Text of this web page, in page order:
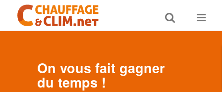
Toggle
search
Toggle
On vous fait gagner
du temps !